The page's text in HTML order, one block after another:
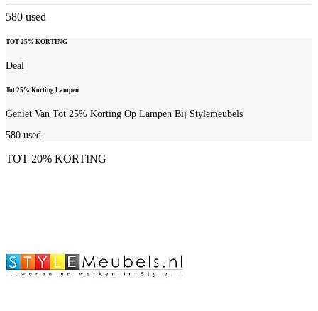
580 used
TOT 25% KORTING
Deal
Tot 25% Korting Lampen
Geniet Van Tot 25% Korting Op Lampen Bij Stylemeubels
580 used
TOT 20% KORTING